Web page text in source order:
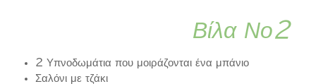
Βίλα Νο2
2 Υπνοδωμάτια που μοιράζονται ένα μπάνιο
Σαλόνι με τζάκι